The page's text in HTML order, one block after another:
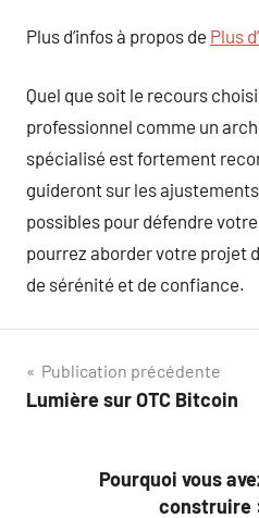
Plus d’infos à propos de Plus
Quel que soit le recours
professionnel comme un
spécialisé est fortement
guideront sur les
possibles pour défendre
pourrez aborder votre projet
de sérénité et de confiance.
Navigation
de
Publication précédente
Lumière sur OTC Bitcoin
Pourquoi vous
construire